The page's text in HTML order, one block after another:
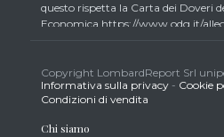
questo rispetta la Carta dei Doveri
Economica https://www.odg.it/
essere consapevoli che i
iscritti all’Ordine dei Giornalisti non
oggetto dei loro articoli mentre i
Copyright LombardReport Srl
Informativa sulla privacy - Cookie
Condizioni di vendita
Chi siamo